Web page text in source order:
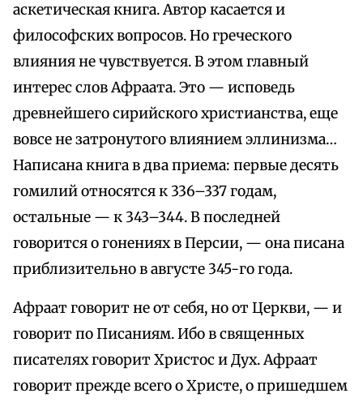
аскетическая книга. Автор касается и
философских вопросов. Но греческого
влияния не чувствуется. В этом главный
интерес слов Афраата. Это — исповедь
древнейшего сирийского христианства, еще
вовсе не затронутого влиянием эллинизма…
Написана книга в два приема: первые десять
гомилий относятся к 336–337 годам,
остальные — к 343–344. В последней
говорится о гонениях в Персии, — она писана
приблизительно в августе 345-го года.
Афраат говорит не от себя, но от Церкви, — и
говорит по Писаниям. Ибо в священных
писателях говорит Христос и Дух. Афраат
говорит прежде всего о Христе, о пришедшем